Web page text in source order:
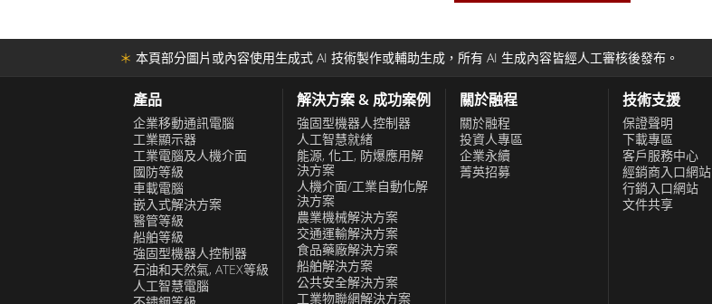
管理功能）還使企業能夠更輕鬆地管理其廣告活動並隨時
隨地更新內容。 融程x86長條形數位電子看板的另一個主
要優點是其耐用性，它專為承受商業用途的嚴酷要求而設
計，並採用堅固耐用的設計，可承受高流量區域的磨損。
該工業電腦還設計用於在較寬的溫度範圍內運行，使其適
合在惡劣的環境中使用。 此外，融程x86長條形數位電子
看板易於安裝和維護，它具有多種安裝選項，包括牆壁、
天花板和地板安裝，可以輕鬆安裝在任何商業空間。該工
業電腦還採用模塊化設計，易於維護，可輕鬆更換組件。
＊ 本頁部分圖片或內容使用生成式 AI 技術製作或輔助生成，所有 AI 生成內容皆經人工審核後發布。
產品
企業移動通訊電腦
工業顯示器
工業電腦及人機介面
國防等級
車載電腦
嵌入式解決方案
醫管等級
船舶等級
強固型機器人控制器
石油和天然氣, ATEX等級
人工智慧電腦
解決方案 & 成功案例
強固型機器人控制器
人工智慧就緒
能源, 化工, 防爆應用解
決方案
人機介面/工業自動化解
決方案
農業機械解決方案
交通運輸解決方案
食品藥廠解決方案
船舶解決方案
公共安全解決方案
工業物聯網解決方案
關於融程
關於融程
投資人專區
企業永續
菁英招募
技術支援
保證聲明
下載專區
客戶服務中心
經銷商入口網站
行銷入口網站
文件共享